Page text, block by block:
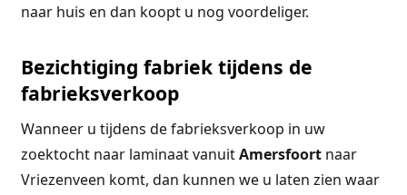
naar huis en dan koopt u nog voordeliger.
Bezichtiging fabriek tijdens de
fabrieksverkoop
Wanneer u tijdens de fabrieksverkoop in uw
zoektocht naar laminaat vanuitAmersfoortnaar
Vriezenveen komt, dan kunnen we u laten zien waar